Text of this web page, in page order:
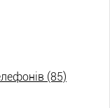
(85)